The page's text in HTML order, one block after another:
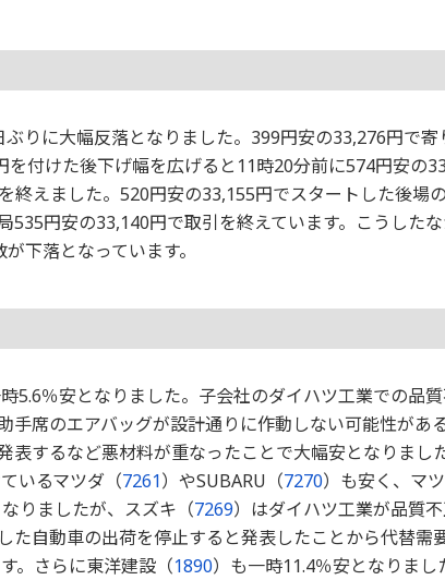
りに大幅反落となりました。399円安の33,276円で
を付けた後下げ幅を広げると11時20分前に574円安の
終えました。520円安の33,155円でスタートした後場
535円安の33,140円で取引を終えています。こうした
下落となっています。
5.6％安となりました。子会社のダイハツ工業での品
手席のエアバッグが設計通りに作動しない可能性があ
表するなど悪材料が重なったことで大幅安となりまし
いるマツダ（7261）やSUBARU（7270）も安く、マ
りましたが、スズキ（7269）はダイハツ工業が品質
た自動車の出荷を停止すると発表したことから代替需
。さらに東洋建設（1890）も一時11.4％安となりまし